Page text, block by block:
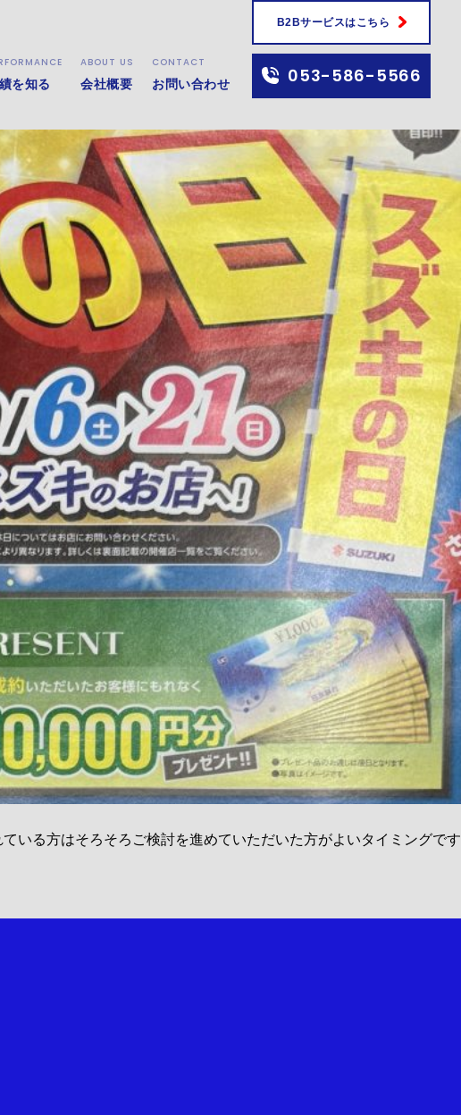
を知る
ABOUT US
会社概要
CONTACT
お問い合わせ
B2Bサービスはこちら
053-586-5566
談ください！
いる方はそろそろご検討を進めていただいた方がよいタイミングです